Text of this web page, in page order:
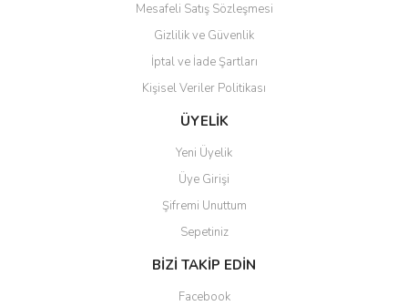
Gönder
Mesafeli Satış Sözleşmesi
Gizlilik ve Güvenlik
İptal ve İade Şartları
Kişisel Veriler Politikası
ÜYELİK
Yeni Üyelik
Üye Girişi
Şifremi Unuttum
Sepetiniz
BİZİ TAKİP EDİN
Facebook